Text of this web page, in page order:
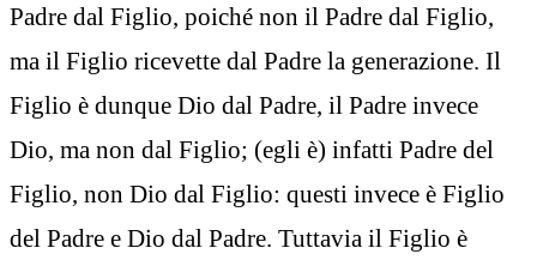
Padre dal Figlio, poiché non il Padre dal Figlio,
ma il Figlio ricevette dal Padre la generazione. Il
Figlio è dunque Dio dal Padre, il Padre invece
Dio, ma non dal Figlio; (egli è) infatti Padre del
Figlio, non Dio dal Figlio: questi invece è Figlio
del Padre e Dio dal Padre. Tuttavia il Figlio è